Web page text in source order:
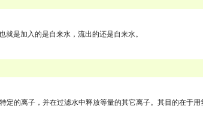
是加入的是自来水，流出的还是自来水。
的离子，并在过滤水中释放等量的其它离子。其目的在于用